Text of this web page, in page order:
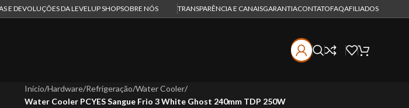
E DEVOLUÇÕES DA LEVELUP SHOPSOBRE NÓS TRANSPARÊNCIA E CANAISGARANTIACONTATOFAQAFILIADOS
Início/Hardware/Refrigeração/Water Cooler/
Water Cooler PCYES Sangue Frio 3 White Ghost 240mm TDP 250W